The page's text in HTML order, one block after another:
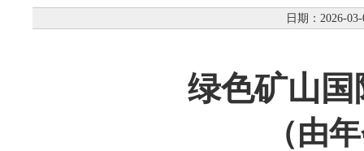
日期：2026-
绿色矿山
（由